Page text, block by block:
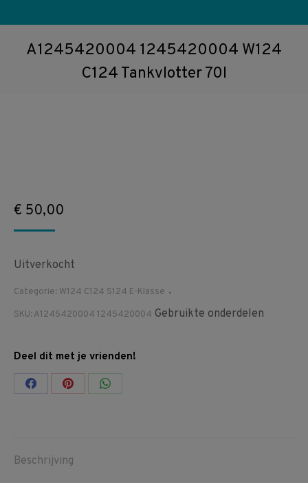
A1245420004 1245420004 W124
C124 Tankvlotter 70l
€ 50,00
Uitverkocht
Categorie: W124 C124 S124 E-Klasse
SKU:A1245420004 1245420004 Gebruikte onderdelen
Deel dit met je vrienden!
Share Share Share
Beschrijving